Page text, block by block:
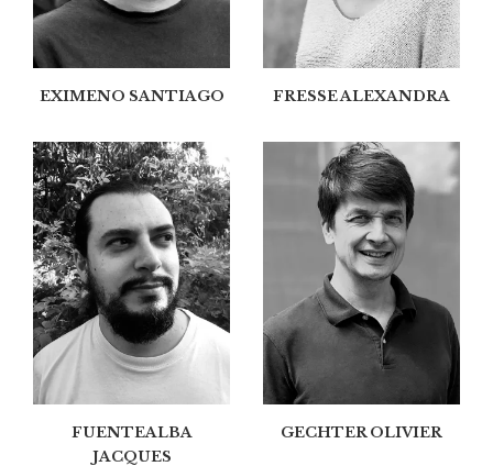
EXIMENO SANTIAGO FRESSE ALEXANDRA
FUENTEALBA
JACQUES
GECHTER OLIVIER